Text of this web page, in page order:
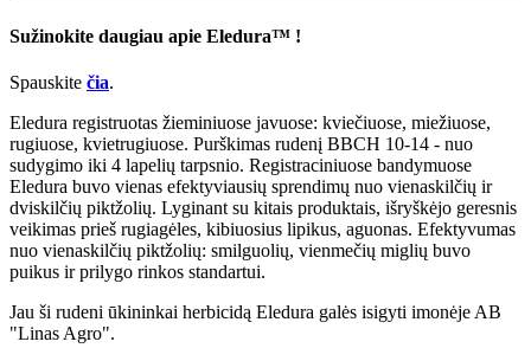
Sužinokite daugiau apie Eledura™ !
Spauskite čia.
Eledura registruotas žieminiuose javuose: kviečiuose, miežiuose,
rugiuose, kvietrugiuose. Purškimas rudenį BBCH 10-14 - nuo
sudygimo iki 4 lapelių tarpsnio. Registraciniuose bandymuose
Eledura buvo vienas efektyviausių sprendimų nuo vienaskilčių ir
dviskilčių piktžolių. Lyginant su kitais produktais, išryškėjo geresnis
veikimas prieš rugiagėles, kibiuosius lipikus, aguonas. Efektyvumas
nuo vienaskilčių piktžolių: smilguolių, vienmečių miglių buvo
puikus ir prilygo rinkos standartui.
Jau ši rudeni ūkininkai herbicidą Eledura galės isigyti imonėje AB
"Linas Agro".